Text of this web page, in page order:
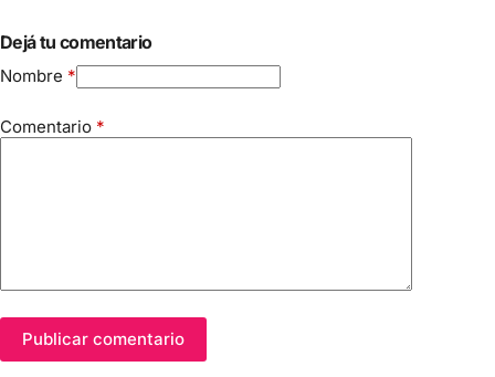
Dejá tu comentario
Nombre *
Comentario *
Publicar comentario